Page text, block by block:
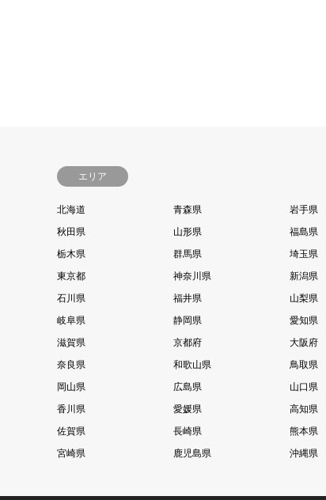
エリア
北海道 青森県 岩手県
秋田県
山形県 福島県
栃木県
群馬県 埼玉県
東京都
神奈川県 新潟県
石川県
福井県 山梨県
岐阜県
静岡県 愛知県
滋賀県
京都府 大阪府
奈良県
和歌山県 鳥取県
岡山県
広島県 山口県
香川県
愛媛県 高知県
佐賀県
長崎県 熊本県
宮崎県
鹿児島県 沖縄県